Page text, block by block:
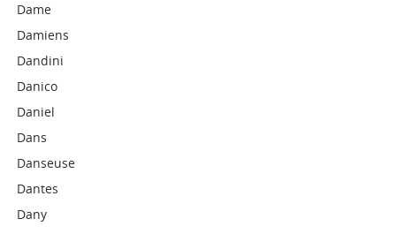
Dame
Damiens
Dandini
Danico
Daniel
Dans
Danseuse
Dantes
Dany